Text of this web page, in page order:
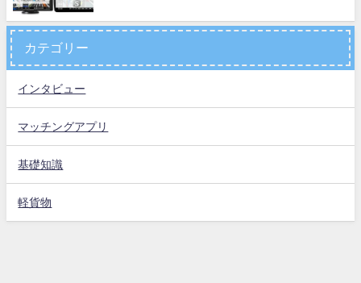
カテゴリー
インタビュー
マッチングアプリ
基礎知識
軽貨物